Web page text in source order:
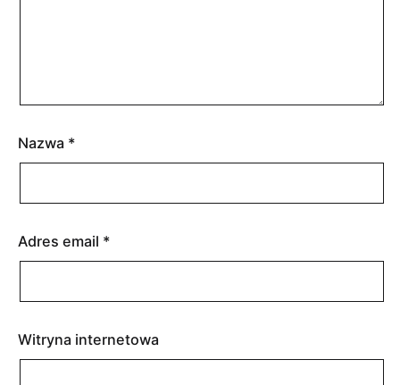
Nazwa *
Adres email *
Witryna internetowa